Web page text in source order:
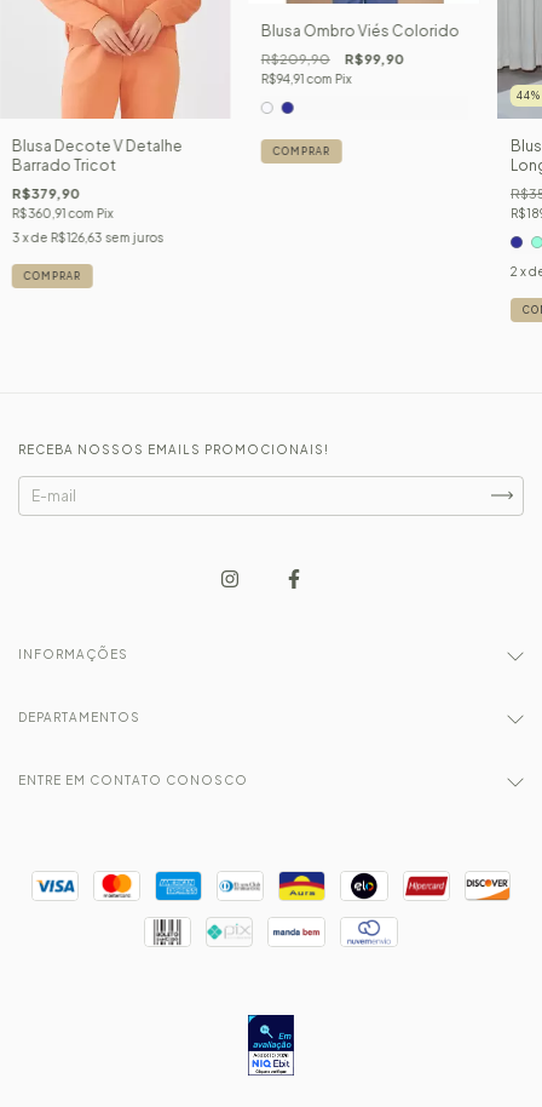
Blusa Decote V Detalhe
Barrado Tricot
R$379,90
R$360,91com Pix
3 x de R$126,63 sem juros
COMPRAR
Blusa Ombro Viés Colorido
R$209,90 R$99,90
R$94,91com Pix
COMPRAR
44
2 x
RECEBA NOSSOS EMAILS PROMOCIONAIS!
INFORMAÇÕES
DEPARTAMENTOS
ENTRE EM CONTATO CONOSCO